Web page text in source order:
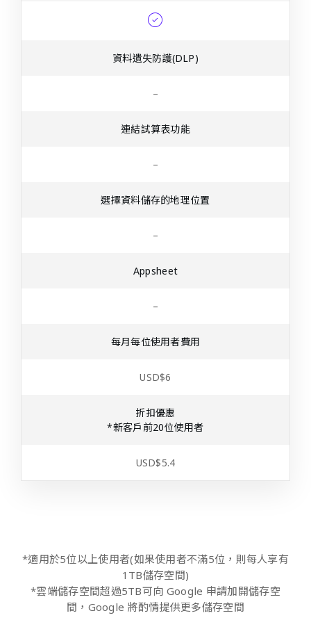
資料遺失防護(DLP)
–
連結試算表功能
–
選擇資料儲存的地理位置
–
Appsheet
–
每月每位使用者費用
USD$6
折扣優惠
*新客戶前20位使用者
USD$5.4
*適用於5位以上使用者(如果使用者不滿5位，則每人享有
1TB儲存空間)
*雲端儲存空間超過5TB可向 Google 申請加開儲存空
間，Google 將酌情提供更多儲存空間